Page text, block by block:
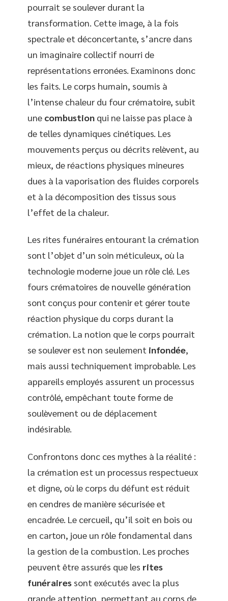
pourrait se soulever durant la
transformation. Cette image, à la fois
spectrale et déconcertante, s’ancre dans
un imaginaire collectif nourri de
représentations erronées. Examinons donc
les faits. Le corps humain, soumis à
l’intense chaleur du four crématoire, subit
une combustion qui ne laisse pas place à
de telles dynamiques cinétiques. Les
mouvements perçus ou décrits relèvent, au
mieux, de réactions physiques mineures
dues à la vaporisation des fluides corporels
et à la décomposition des tissus sous
l’effet de la chaleur.
Les rites funéraires entourant la crémation
sont l’objet d’un soin méticuleux, où la
technologie moderne joue un rôle clé. Les
fours crématoires de nouvelle génération
sont conçus pour contenir et gérer toute
réaction physique du corps durant la
crémation. La notion que le corps pourrait
se soulever est non seulement infondée,
mais aussi techniquement improbable. Les
appareils employés assurent un processus
contrôlé, empêchant toute forme de
soulèvement ou de déplacement
indésirable.
Confrontons donc ces mythes à la réalité :
la crémation est un processus respectueux
et digne, où le corps du défunt est réduit
en cendres de manière sécurisée et
encadrée. Le cercueil, qu’il soit en bois ou
en carton, joue un rôle fondamental dans
la gestion de la combustion. Les proches
peuvent être assurés que les rites
funéraires sont exécutés avec la plus
grande attention, permettant au corps de